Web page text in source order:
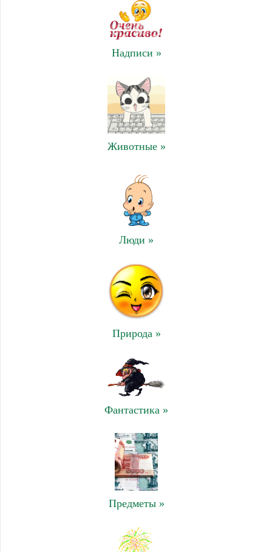
Надписи »
Животные »
Люди »
Природа »
Фантастика »
Предметы »